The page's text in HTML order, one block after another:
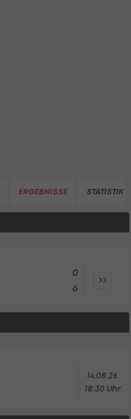
ERGEBNISSE STATISTIK
0
6
14.08.26
18:30 Uhr